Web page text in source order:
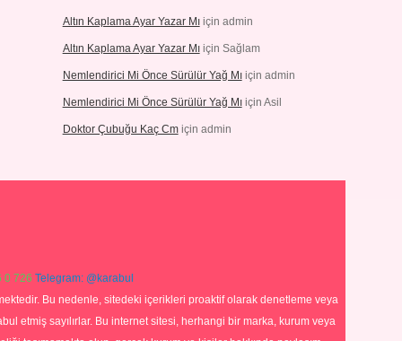
Altın Kaplama Ayar Yazar Mıiçin admin
Altın Kaplama Ayar Yazar Mıiçin Sağlam
Nemlendirici Mi Önce Sürülür Yağ Mıiçin admin
Nemlendirici Mi Önce Sürülür Yağ Mıiçin Asil
Doktor Çubuğu Kaç Cmiçin admin
0 726 Telegram: @karabul
Bu nedenle, sitedeki içerikleri proaktif olarak denetleme veya
etmiş sayılırlar. Bu internet sitesi, herhangi bir marka, kurum veya